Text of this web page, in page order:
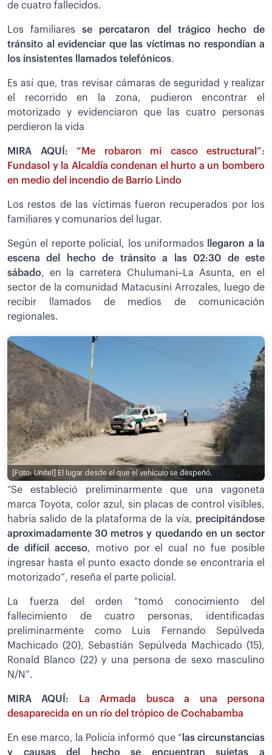
de cuatro fallecidos.
Los familiaresse percataron del trágico hecho de
tránsito al evidenciar que las víctimas no respondían a
los insistentes llamados telefónicos.
Es así que, tras revisar cámaras de seguridad y realizar
el recorrido en la zona, pudieron encontrar el
motorizado y evidenciaron que las cuatro personas
perdieron la vida
MIRA AQUÍ: “Me robaron mi casco estructural”:
Fundasol y la Alcaldía condenan el hurto a un bombero
en medio del incendio de Barrio Lindo
Los restos de las víctimas fueron recuperados por los
familiares y comunarios del lugar.
Según el reporte policial, los uniformados
llegaron a la
escena del hecho de tránsito a las 02:30 de este
sábado, en la carretera Chulumani–La Asunta, en el
sector de la comunidad Matacusini Arrozales, luego de
recibir llamados de medios de comunicación
regionales.
[Foto: Unitel] El lugar desde el que el vehículo se despeñó.
“Se estableció preliminarmente que una vagoneta
marca Toyota, color azul, sin placas de control visibles,
habría salido de la plataforma de la vía, precipitándose
aproximadamente 30 metros y quedando en un sector
de difícil acceso, motivo por el cual no fue posible
ingresar hasta el punto exacto donde se encontraría el
motorizado”, reseña el parte policial.
La fuerza del orden “tomó conocimiento del
fallecimiento de cuatro personas, identificadas
preliminarmente como Luis Fernando Sepúlveda
Machicado (20), Sebastián Sepúlveda Machicado (15),
Ronald Blanco (22) y una persona de sexo masculino
N/N”.
MIRA AQUÍ:
La Armada busca a una persona
desaparecida en un río del trópico de Cochabamba
En ese marco, la Policía informó que “ las circunstancias
y causas del hecho se encuentran sujetas a